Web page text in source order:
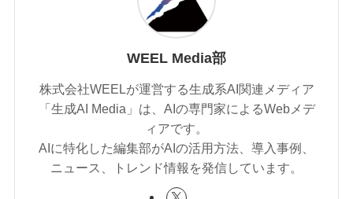
WEEL Media部
株式会社WEELが運営する生成系AI関連メディア
「生成AI Media」は、AIの専門家によるWebメデ
ィアです。
AIに特化した編集部がAIの活用方法、導入事例、
ニュース、トレンド情報を発信しています。